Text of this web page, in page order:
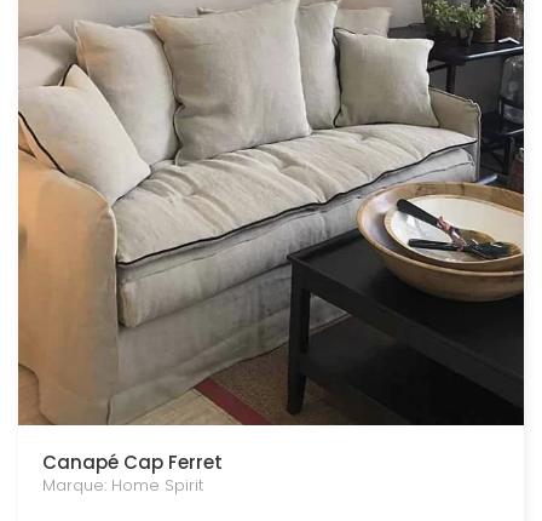
Canapé Cap Ferret
Marque: Home Spirit